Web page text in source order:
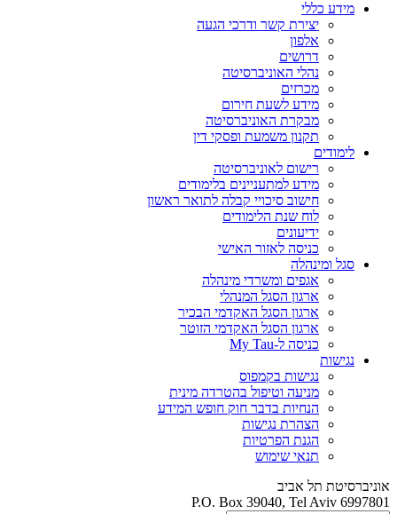
מידע כללי
יצירת קשר ודרכי הגעה
אלפון
דרושים
נהלי האוניברסיטה
מכרזים
מידע לשעת חירום
מבקרת האוניברסיטה
תקנון משמעת ופסקי דין
לימודים
רישום לאוניברסיטה
מידע למתעניינים בלימודים
חישוב סיכויי קבלה לתואר ראשון
לוח שנת הלימודים
ידיעונים
כניסה לאזור האישי
סגל ומינהלה
אגפים ומשרדי מינהלה
ארגון הסגל המנהלי
ארגון הסגל האקדמי הבכיר
ארגון הסגל האקדמי הזוטר
כניסה ל-My Tau
נגישות
נגישות בקמפוס
מניעה וטיפול בהטרדה מינית
הנחיות בדבר חוק חופש המידע
הצהרת נגישות
הגנת הפרטיות
תנאי שימוש
אוניברסיטת תל אביב
P.O. Box 39040, Tel Aviv 6997801